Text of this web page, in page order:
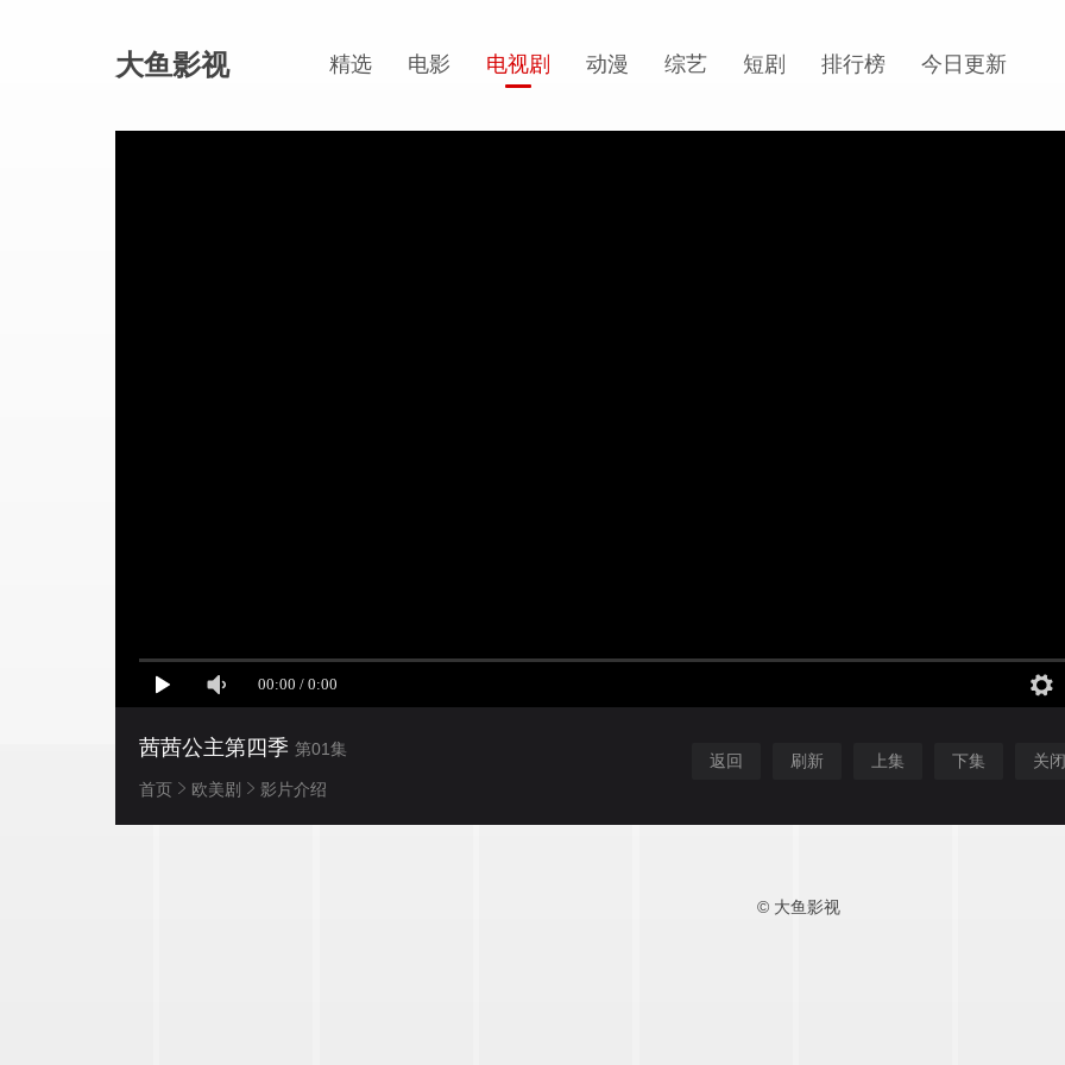
大鱼影视 精选 电影 电视剧 动漫 综艺 短剧 排行榜 今日更新
返回 刷新 上集 下集 关
茜茜公主第四季 第01集
首页 欧美剧 影片介绍
© 大鱼影视